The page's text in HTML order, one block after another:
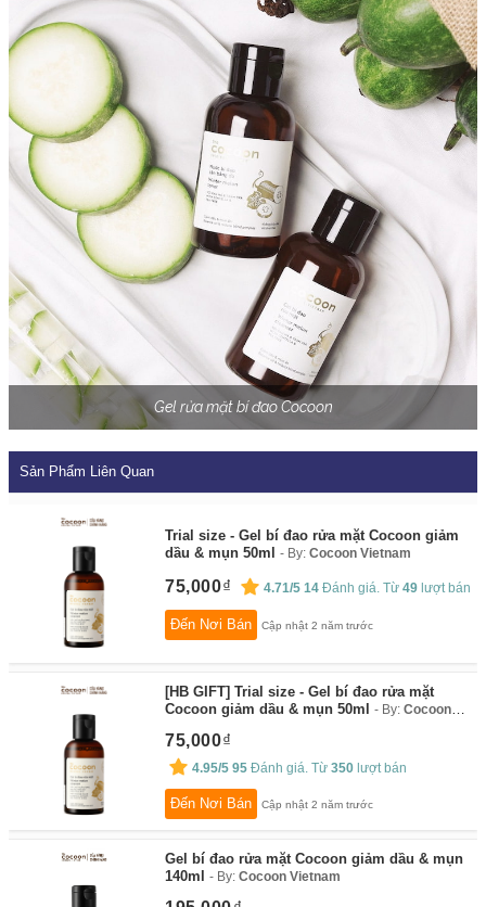
Gel rửa mặt bí đao Cocoon
Sản Phẩm Liên Quan
Trial size - Gel bí đao rửa mặt Cocoon giảm
dầu & mụn 50ml
By:Cocoon Vietnam
75,000 4.71/5 14Đánh giá. Từ 49lượt bán
Đến Nơi Bán Cập nhật 2 năm trước
[HB GIFT] Trial size - Gel bí đao rửa mặt
Cocoon giảm dầu & mụn 50ml
By:Cocoon
75,000
4.95/5 95 Đánh giá. Từ350 lượt bán
Đến Nơi Bán Cập nhật 2 năm trước
Gel bí đao rửa mặt Cocoon giảm dầu & mụn
140ml
By:Cocoon Vietnam